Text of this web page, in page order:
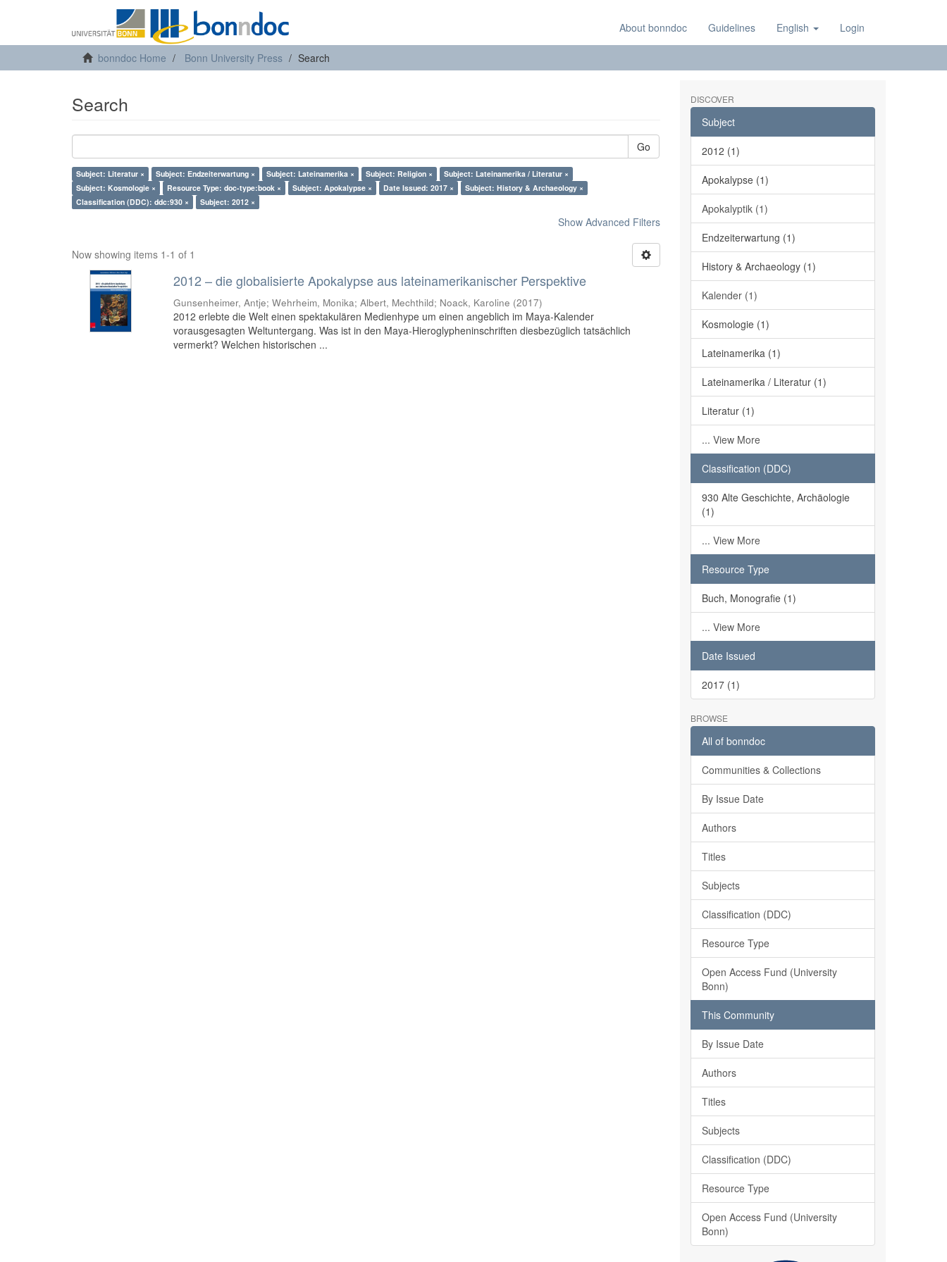
About bonndoc Guidelines English Login
bonndoc Home Bonn University Press Search
Search
Go
Subject: Literatur × Subject: Endzeiterwartung × Subject: Lateinamerika × Subject: Religion ×
Subject: Lateinamerika / Literatur ×
Subject: Kosmologie ×
Resource Type: doc-type:book × Subject: Apokalypse × Date Issued: 2017 ×
Subject: History & Archaeology ×
Classification (DDC): ddc:930 ×
Subject: 2012 ×
Show Advanced Filters
Now showing items 1-1 of 1
2012 – die globalisierte Apokalypse aus lateinamerikanischer Perspektive
Gunsenheimer, Antje; Wehrheim, Monika; Albert, Mechthild; Noack, Karoline (2017)
2012 erlebte die Welt einen spektakulären Medienhype um einen angeblich im Maya-Kalender
vorausgesagten Weltuntergang. Was ist in den Maya-Hieroglypheninschriften diesbezüglich tatsächlich
vermerkt? Welchen historischen ...
DISCOVER
Subject
2012 (1)
Apokalypse (1)
Apokalyptik (1)
Endzeiterwartung (1)
History & Archaeology (1)
Kalender (1)
Kosmologie (1)
Lateinamerika (1)
Lateinamerika / Literatur (1)
Literatur (1)
... View More
Classification (DDC)
930 Alte Geschichte, Archäologie
(1)
... View More
Resource Type
Buch, Monografie (1)
... View More
Date Issued
2017 (1)
BROWSE
All of bonndoc
Communities & Collections
By Issue Date
Authors
Titles
Subjects
Classification (DDC)
Resource Type
Open Access Fund (University
Bonn)
This Community
By Issue Date
Authors
Titles
Subjects
Classification (DDC)
Resource Type
Open Access Fund (University
Bonn)